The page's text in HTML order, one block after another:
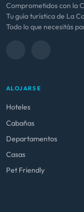
Comprometidos con la
Tu guía turística de La
Todo lo que necesitás
ALOJARSE
Hoteles
Cabañas
Departamentos
Casas
Pet Friendly